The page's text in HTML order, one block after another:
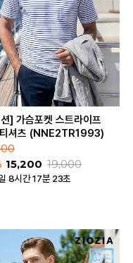
] 가슴포켓 스트라이프
셔츠 (NNE2TR1993)
15,200 19,000
8시간 17분 23초